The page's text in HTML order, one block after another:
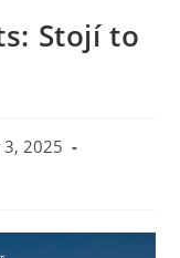
Stojí to
3, 2025